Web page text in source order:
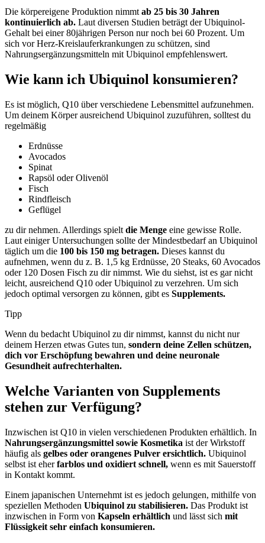
Die körpereigene Produktion nimmt ab 25 bis 30 Jahren
kontinuierlich ab. Laut diversen Studien beträgt der Ubiquinol-
Gehalt bei einer 80jährigen Person nur noch bei 60 Prozent. Um
sich vor Herz-Kreislauferkrankungen zu schützen, sind
Nahrungsergänzungsmitteln mit Ubiquinol empfehlenswert.
Wie kann ich Ubiquinol konsumieren?
Es ist möglich, Q10 über verschiedene Lebensmittel aufzunehmen.
Um deinem Körper ausreichend Ubiquinol zuzuführen, solltest du
regelmäßig
Erdnüsse
Avocados
Spinat
Rapsöl oder Olivenöl
Fisch
Rindfleisch
Geflügel
zu dir nehmen. Allerdings spielt die Menge eine gewisse Rolle.
Laut einiger Untersuchungen sollte der Mindestbedarf an Ubiquinol
täglich um die 100 bis 150 mg betragen. Dieses kannst du
aufnehmen, wenn du z. B. 1,5 kg Erdnüsse, 20 Steaks, 60 Avocados
oder 120 Dosen Fisch zu dir nimmst. Wie du siehst, ist es gar nicht
leicht, ausreichend Q10 oder Ubiquinol zu verzehren. Um sich
jedoch optimal versorgen zu können, gibt es Supplements.
Tipp
Wenn du bedacht Ubiquinol zu dir nimmst, kannst du nicht nur
deinem Herzen etwas Gutes tun, sondern deine Zellen schützen,
dich vor Erschöpfung bewahren und deine neuronale
Gesundheit aufrechterhalten.
Welche Varianten von Supplements
stehen zur Verfügung?
Inzwischen ist Q10 in vielen verschiedenen Produkten erhältlich. In
Nahrungsergänzungsmittel sowie Kosmetika ist der Wirkstoff
häufig als gelbes oder orangenes Pulver ersichtlich. Ubiquinol
selbst ist eherfarblos und oxidiert schnell, wenn es mit Sauerstoff
in Kontakt kommt.
Einem japanischen Unternehmt ist es jedoch gelungen, mithilfe von
speziellen Methoden Ubiquinol zu stabilisieren. Das Produkt ist
inzwischen in Form von Kapseln erhältlich und lässt sich mit
Flüssigkeit sehr einfach konsumieren.